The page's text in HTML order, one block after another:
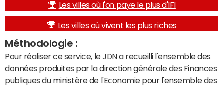
Les villes où l'on paye le plus d'IFI
Les villes où vivent les plus riches
Méthodologie :
Pour réaliser ce service, le JDN a recueilli l'ensemble des
données produites par la direction générale des Finances
publiques du ministère de l'Economie pour l'ensemble des